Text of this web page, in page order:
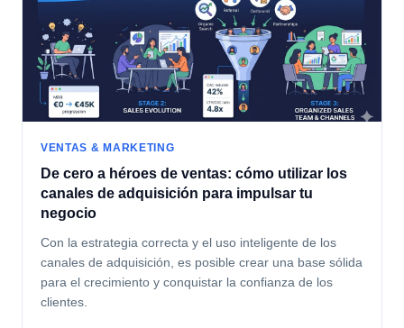
VENTAS & MARKETING
De cero a héroes de ventas: cómo utilizar los
canales de adquisición para impulsar tu
negocio
Con la estrategia correcta y el uso inteligente de los
canales de adquisición, es posible crear una base sólida
para el crecimiento y conquistar la confianza de los
clientes.